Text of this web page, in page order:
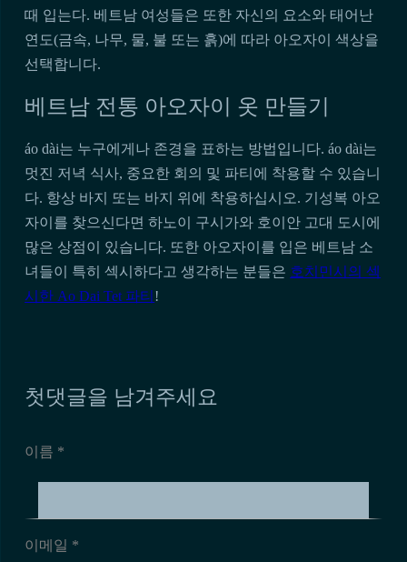
때 입는다. 베트남 여성들은 또한 자신의 요소와 태어난
연도(금속, 나무, 물, 불 또는 흙)에 따라 아오자이 색상을
선택합니다.
베트남 전통 아오자이 옷 만들기
áo dài는 누구에게나 존경을 표하는 방법입니다. áo dài는
멋진 저녁 식사, 중요한 회의 및 파티에 착용할 수 있습니
다. 항상 바지 또는 바지 위에 착용하십시오. 기성복 아오
자이를 찾으신다면 하노이 구시가와 호이안 고대 도시에
많은 상점이 있습니다. 또한 아오자이를 입은 베트남 소
녀들이 특히 섹시하다고 생각하는 분들은 호치민시의 섹
시한 Ao Dai Tet 파티 !
첫댓글을 남겨주세요
이름 *
이메일 *